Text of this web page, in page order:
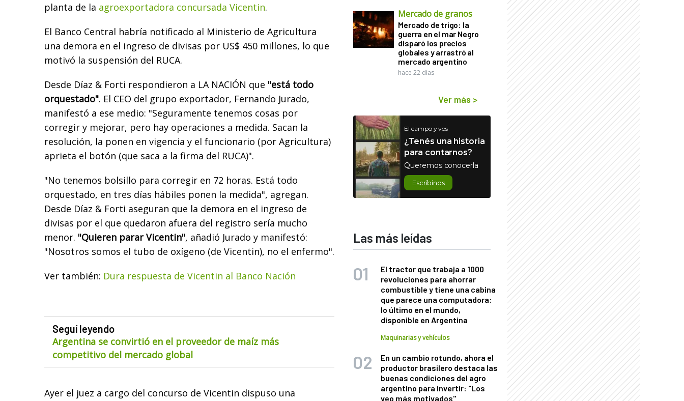
planta de la agroexportadora concursada Vicentin.
El Banco Central habría notificado al Ministerio de Agricultura
una demora en el ingreso de divisas por US$ 450 millones, lo que
motivó la suspensión del RUCA.
Desde Díaz & Forti respondieron a LA NACIÓN que "está todo
orquestado". El CEO del grupo exportador, Fernando Jurado,
manifestó a ese medio: "Seguramente tenemos cosas por
corregir y mejorar, pero hay operaciones a medida. Sacan la
resolución, la ponen en vigencia y el funcionario (por Agricultura)
aprieta el botón (que saca a la firma del RUCA)".
"No tenemos bolsillo para corregir en 72 horas. Está todo
orquestado, en tres días hábiles ponen la medida", agregan.
Desde Díaz & Forti aseguran que la demora en el ingreso de
divisas por el que quedaron afuera del registro sería mucho
menor. "Quieren parar Vicentin", añadió Jurado y manifestó:
"Nosotros somos el tubo de oxígeno (de Vicentin), no el enfermo".
Ver también: Dura respuesta de Vicentin al Banco Nación
Seguí leyendo
Argentina se convirtió en el proveedor de maíz más
competitivo del mercado global
Ayer el juez a cargo del concurso de Vicentin dispuso una
Mercado de granos
Mercado de trigo: la
guerra en el mar Negro
disparó los precios
globales y arrastró al
mercado argentino
hace 22 días
Ver más >
El campo y vos
¿Tenés una historia
para contarnos?
Queremos conocerla
Escribinos
Las más leídas
El tractor que trabaja a 1000
revoluciones para ahorrar
combustible y tiene una cabina
que parece una computadora:
lo último en el mundo,
disponible en Argentina
Maquinarias y vehículos
En un cambio rotundo, ahora el
productor brasilero destaca las
buenas condiciones del agro
argentino para invertir: "Los
veo más motivados"